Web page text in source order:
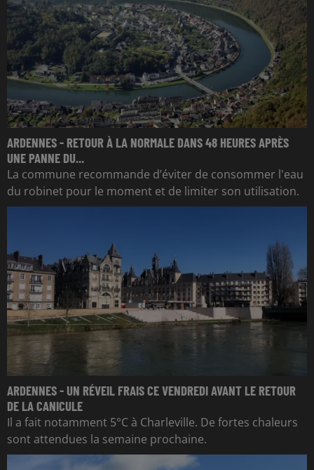
ARDENNES - RETOUR À LA NORMALE DANS 48 HEURES APRÈS
UNE PANNE DU...
La commune recommande d’éviter de consommer l'eau
du robinet pour le moment et de limiter son utilisation.
ARDENNES - UN RÉVEIL FRAIS CE VENDREDI AVANT LE RETOUR
DE LA CANICULE
Il a fait notamment 5°C à Charleville. De fortes chaleurs
sont attendues la semaine prochaine.